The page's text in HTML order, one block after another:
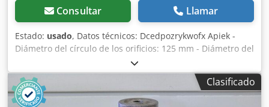
Consultar Llamar
Estado: usado, Datos técnicos: Dcedpozrykwofx Apiek -
Diámetro del círculo de los orificios: 125 mm - Diámetro del
orificio: 35 mm - Longitud: 180 mm - Material: Acero
Clasificado